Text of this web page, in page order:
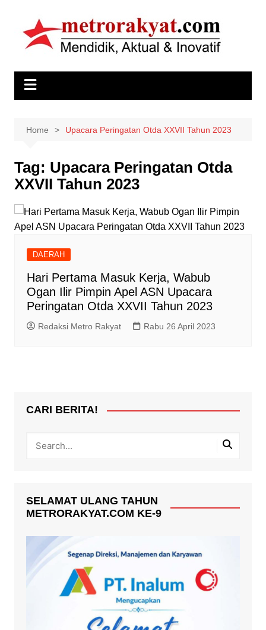
content
Home Upacara Peringatan Otda XXVII Tahun 2023
Tag: Upacara Peringatan Otda
XXVII Tahun 2023
DAERAH
Hari Pertama Masuk Kerja, Wabub
Ogan Ilir Pimpin Apel ASN Upacara
Peringatan Otda XXVII Tahun 2023
Redaksi Metro Rakyat Rabu 26 April 2023
CARI BERITA!
SELAMAT ULANG TAHUN
METRORAKYAT.COM KE-9